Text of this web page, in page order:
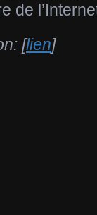
de
[lien]